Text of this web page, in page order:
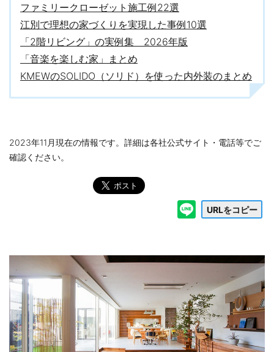
ファミリークローゼット施工例22選
江別で理想の家づくりを実現した事例10選
「2階リビング」の実例集 2026年版
「音楽を楽しむ家」まとめ
KMEWのSOLIDO（ソリド）を使った内外装のまとめ
2023年11月現在の情報です。詳細は各社公式サイト・電話等でご
確認ください。
URLをコピー